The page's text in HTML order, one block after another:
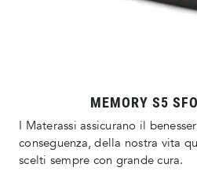
MEMORY S5
I Materassi assicurano il
conseguenza, della nostra vita
scelti sempre con grande cura.